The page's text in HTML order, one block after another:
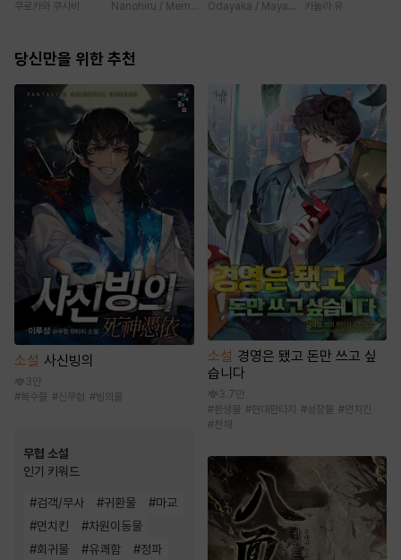
게 간섭하지 않겠
바라봅니다 [단행
쿠로카와 쿠사비
지 않는 약혼자님
습니다 [단행본]
Nanohiru / Memeko 혀진 왕녀지만 정
Odayaka / Maya Koike을 뻔한 늑대가 운
카놀라 유
당신만을 위한 추천
소설 사신빙의
3만
#복수물 #신무협 #빙의물
무협 소설
인기 키워드
#검객/무사 #귀환물 #마교
#먼치킨 #차원이동물
#회귀물 #유쾌함 #정파
소설 경영은 됐고 돈만 쓰고 싶
습니다
3.7만
#환생물 #현대판타지 #성장물 #먼치킨
#천재